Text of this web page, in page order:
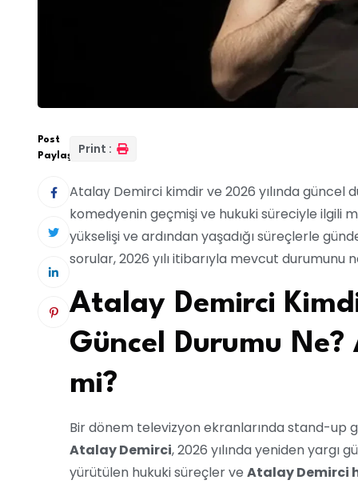
Post
Paylaş:
Print :
Atalay Demirci kimdir ve 2026 yılında güncel
komedyenin geçmişi ve hukuki süreciyle ilgili
yükselişi ve ardından yaşadığı süreçlerle
sorular, 2026 yılı itibarıyla mevcut durumunu
Atalay Demirci
Güncel Durumu
mi?
Bir dönem televizyon ekranlarında stand-up
Atalay Demirci, 2026 yılında yeniden yargı
yürütülen hukuki süreçler ve Atalay Demirci